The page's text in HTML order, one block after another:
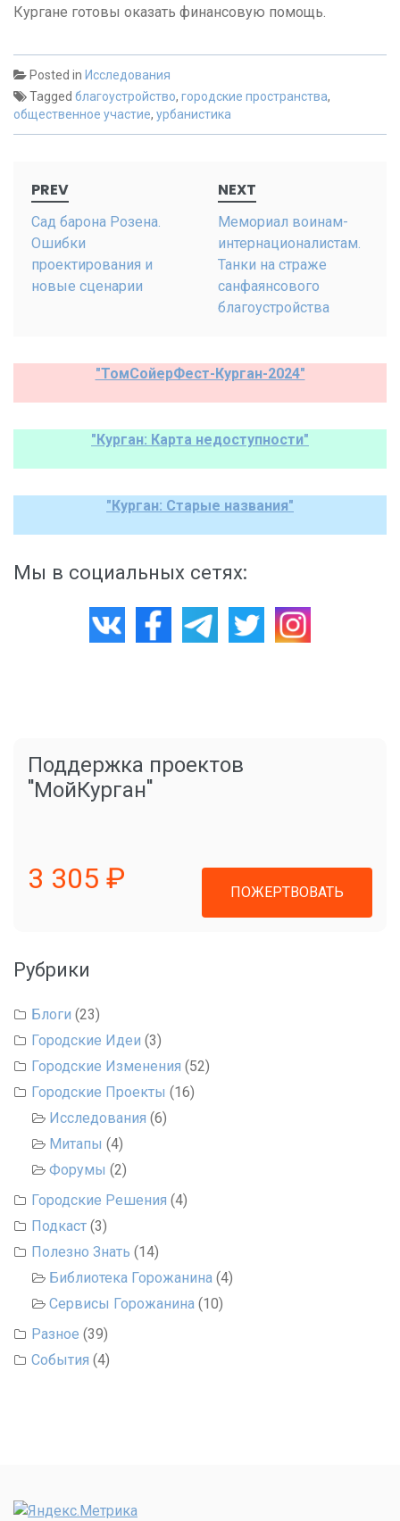
Кургане готовы оказать финансовую помощь.
Posted in Исследования
Tagged благоустройство, городские пространства,
общественное участие, урбанистика
navigation
PREV
Сад барона Розена.
Ошибки
проектирования и
новые сценарии
NEXT
Мемориал воинам-
интернационалистам.
Танки на страже
санфаянсового
благоустройства
"ТомСойерФест-Курган-2024"
"Курган: Карта недоступности"
"Курган: Старые названия"
Мы в социальных сетях:
Поддержка проектов
"МойКурган"
3 305 ₽ ПОЖЕРТВОВАТЬ
Рубрики
Блоги (23)
Городские Идеи (3)
Городские Изменения (52)
Городские Проекты (16)
Исследования (6)
Митапы (4)
Форумы (2)
Городские Решения (4)
Подкаст (3)
Полезно Знать (14)
Библиотека Горожанина (4)
Сервисы Горожанина (10)
Разное (39)
События (4)